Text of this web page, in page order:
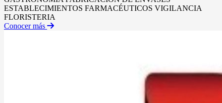
ESTABLECIMIENTOS FARMACÉUTICOS VIGILANCIA
FLORISTERIA
Conocer más